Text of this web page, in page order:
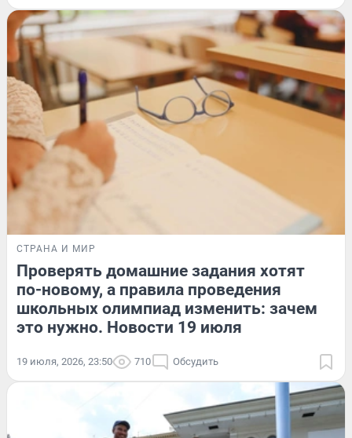
СТРАНА И МИР
Проверять домашние задания хотят
по-новому, а правила проведения
школьных олимпиад изменить: зачем
это нужно. Новости 19 июля
19 июля, 2026, 23:50 710 Обсудить